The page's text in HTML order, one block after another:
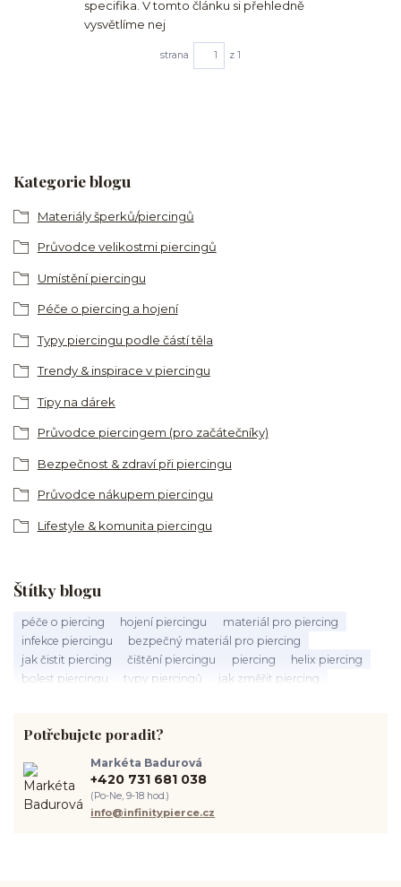
Kategorie blogu
Materiály šperků/piercingů
Průvodce velikostmi piercingů
Umístění piercingu
Péče o piercing a hojení
Typy piercingu podle částí těla
Trendy & inspirace v piercingu
Tipy na dárek
Průvodce piercingem (pro začátečníky)
Bezpečnost & zdraví při piercingu
Průvodce nákupem piercingu
Lifestyle & komunita piercingu
Štítky blogu
péče o piercing hojení piercingu
materiál pro piercing
infekce piercingu
bezpečný materiál pro piercing
jak čistit piercing
čištění piercingu piercing
helix piercing
bolest piercingu
typy piercingů
jak změřit piercing
hygiena piercingu
tipy pro piercing
piercing ucha
chirurgická ocel 316L
spravná velikost piercingu
jak pečovat o piercing
medusa piercing
Potřebujete poradit?
Markéta Badurová
+420 731 681 038
(Po-Ne, 9-18 hod.)
info@infinitypierce.cz
specifika. V tomto článku si přehledně
vysvětlíme nej
strana z 1